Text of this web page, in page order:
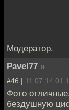
Модератор.
Pavel77 »
#46 | 11.07.14
Фото
бездушную